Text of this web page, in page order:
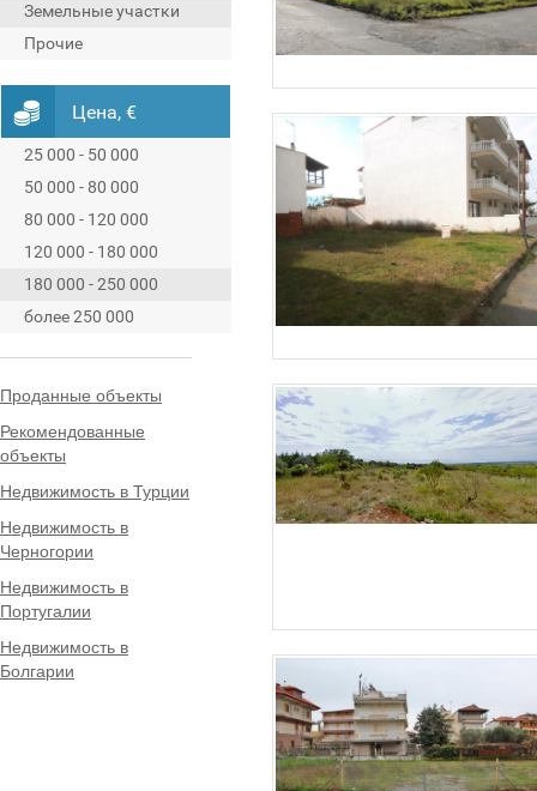
Земельные участки
Прочие
Цена, €
25 000 - 50 000
50 000 - 80 000
80 000 - 120 000
120 000 - 180 000
180 000 - 250 000
более 250 000
Проданные объекты
Рекомендованные
объекты
Недвижимость в Турции
Недвижимость в
Черногории
Недвижимость в
Португалии
Недвижимость в
Болгарии